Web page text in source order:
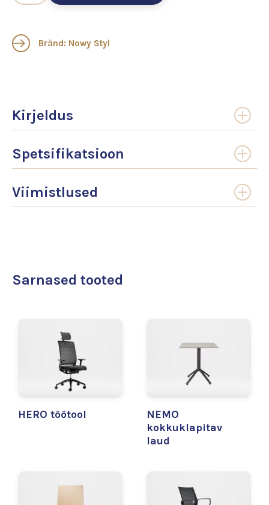
Bränd: Nowy Styl
Kirjeldus
Spetsifikatsioon
Viimistlused
Sarnased tooted
HERO töötool
NEMO
kokkuklapitav
laud